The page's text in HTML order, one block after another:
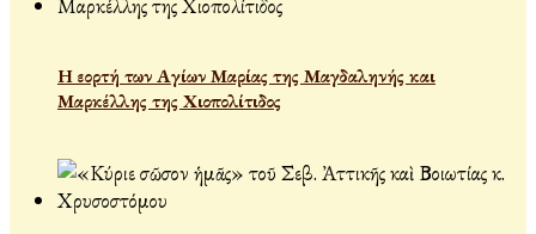
Η εορτή των Αγίων Μαρίας της Μαγδαληνής και
Μαρκέλλης της Χιοπολίτιδος